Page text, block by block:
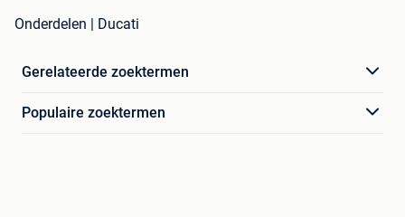
Onderdelen | Ducati
Gerelateerde zoektermen
Populaire zoektermen